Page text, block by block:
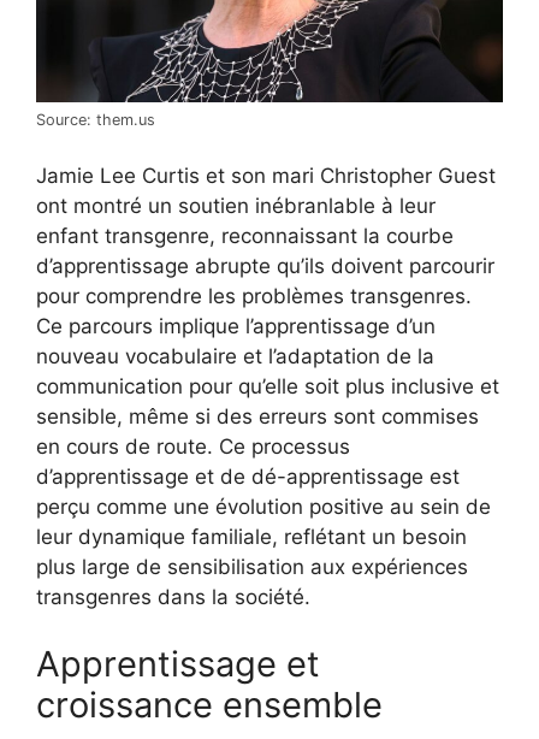
Source: them.us
Jamie Lee Curtis et son mari Christopher Guest
ont montré un soutien inébranlable à leur
enfant transgenre, reconnaissant la courbe
d’apprentissage abrupte qu’ils doivent parcourir
pour comprendre les problèmes transgenres.
Ce parcours implique l’apprentissage d’un
nouveau vocabulaire et l’adaptation de la
communication pour qu’elle soit plus inclusive et
sensible, même si des erreurs sont commises
en cours de route. Ce processus
d’apprentissage et de dé-apprentissage est
perçu comme une évolution positive au sein de
leur dynamique familiale, reflétant un besoin
plus large de sensibilisation aux expériences
transgenres dans la société.
Apprentissage et
croissance ensemble